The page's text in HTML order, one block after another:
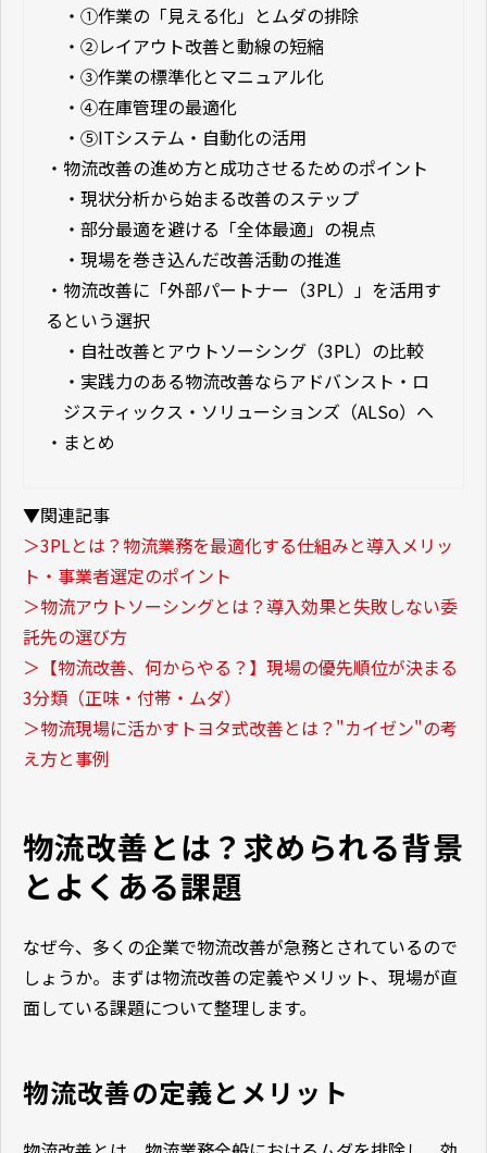
・ ①作業の「見える化」とムダの排除
・ ②レイアウト改善と動線の短縮
・ ③作業の標準化とマニュアル化
・ ④在庫管理の最適化
・ ⑤ITシステム・自動化の活用
・ 物流改善の進め方と成功させるためのポイント
・ 現状分析から始まる改善のステップ
・ 部分最適を避ける「全体最適」の視点
・ 現場を巻き込んだ改善活動の推進
・ 物流改善に「外部パートナー（3PL）」を活用す
るという選択
・ 自社改善とアウトソーシング（3PL）の比較
・ 実践力のある物流改善ならアドバンスト・ロ
ジスティックス・ソリューションズ（ALSo）へ
・ まとめ
▼関連記事
＞3PLとは？物流業務を最適化する仕組みと導入メリッ
ト・事業者選定のポイント
＞物流アウトソーシングとは？導入効果と失敗しない委
託先の選び方
＞【物流改善、何からやる？】現場の優先順位が決まる
3分類（正味・付帯・ムダ）
＞物流現場に活かすトヨタ式改善とは？"カイゼン"の考
え方と事例
物流改善とは？求められる背景
とよくある課題
なぜ今、多くの企業で物流改善が急務とされているので
しょうか。まずは物流改善の定義やメリット、現場が直
面している課題について整理します。
物流改善の定義とメリット